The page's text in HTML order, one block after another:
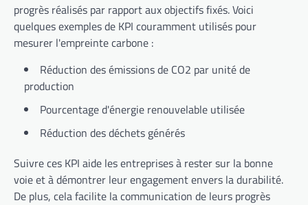
progrès réalisés par rapport aux objectifs fixés. Voici
quelques exemples de KPI couramment utilisés pour
mesurer l'empreinte carbone :
Réduction des émissions de CO2 par unité de
production
Pourcentage d'énergie renouvelable utilisée
Réduction des déchets générés
Suivre ces KPI aide les entreprises à rester sur la bonne
voie et à démontrer leur engagement envers la durabilité.
De plus, cela facilite la communication de leurs progrès